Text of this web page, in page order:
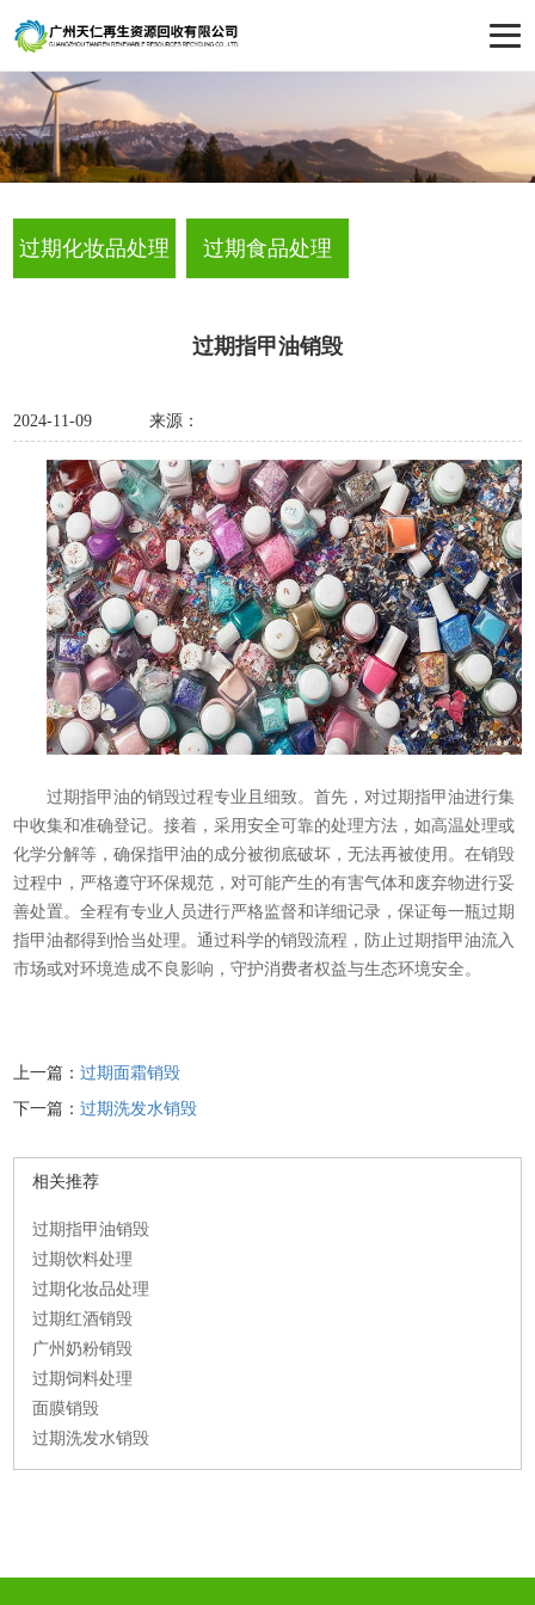
过期化妆品处理 过期食品处理
过期指甲油销毁
2024-11-09 来源：
过期指甲油的销毁过程专业且细致。首先，对过期指甲油进行集
中收集和准确登记。接着，采用安全可靠的处理方法，如高温处理或
化学分解等，确保指甲油的成分被彻底破坏，无法再被使用。在销毁
过程中，严格遵守环保规范，对可能产生的有害气体和废弃物进行妥
善处置。全程有专业人员进行严格监督和详细记录，保证每一瓶过期
指甲油都得到恰当处理。通过科学的销毁流程，防止过期指甲油流入
市场或对环境造成不良影响，守护消费者权益与生态环境安全。
上一篇：过期面霜销毁
下一篇：过期洗发水销毁
相关推荐
过期指甲油销毁
过期饮料处理
过期化妆品处理
过期红酒销毁
广州奶粉销毁
过期饲料处理
面膜销毁
过期洗发水销毁